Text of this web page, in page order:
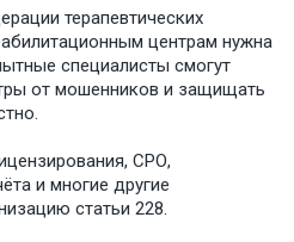
терапевтических
центрам нужна
специалисты смогут
от мошенников и защищать
СРО,
и многие другие
статьи 228.